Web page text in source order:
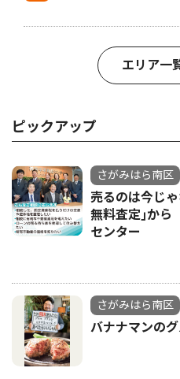
エリア一
ピックアップ
さがみはら南区
売るのは今じ
無料査定｣か
センター
さがみはら南区
バナナマンの